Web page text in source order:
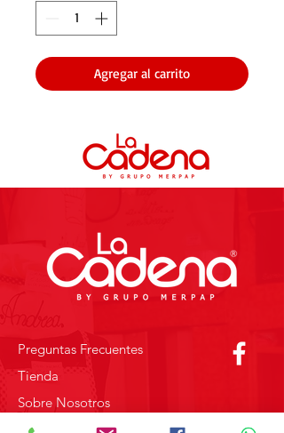
Agregar al carrito
Preguntas Frecuentes
Tienda
Sobre Nosotros
Contacto